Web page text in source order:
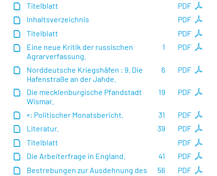
PDF
Titelblatt
PDF
Inhaltsverzeichnis
PDF
Titelblatt
PDF
1
Eine neue Kritik der russischen
Agrarverfassung.
PDF
6
Norddeutsche Kriegshäfen : 9. Die
Hafenstraße an der Jahde.
PDF
19
Die mecklenburgische Pfandstadt
Wismar.
PDF
31
×: Politischer Monatsbericht.
PDF
39
Literatur.
PDF
Titelblatt
PDF
41
Die Arbeiterfrage in England.
PDF
56
Bestrebungen zur Ausdehnung des